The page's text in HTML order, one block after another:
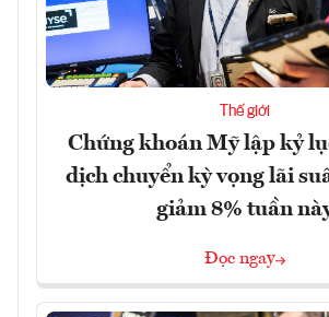
Thế giới
Chứng khoán Mỹ lập kỷ
dịch chuyển kỳ vọng lãi
giảm 8% tuần
Đọc ngay